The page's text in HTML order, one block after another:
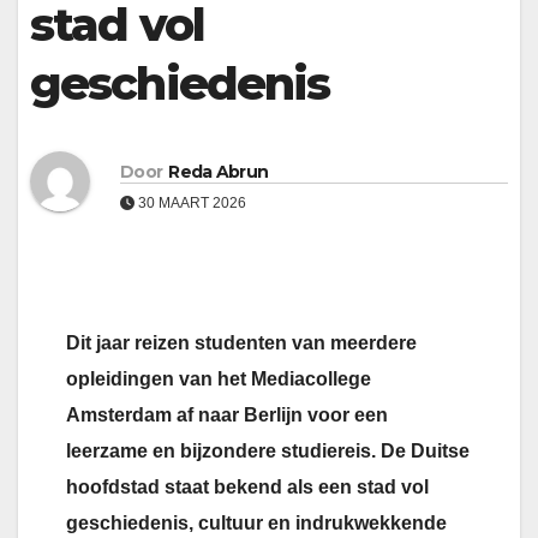
stad vol
geschiedenis
Door Reda Abrun
30 MAART 2026
Dit jaar reizen studenten van meerdere
opleidingen van het Mediacollege
Amsterdam af naar Berlijn voor een
leerzame en bijzondere studiereis. De Duitse
hoofdstad staat bekend als een stad vol
geschiedenis, cultuur en indrukwekkende